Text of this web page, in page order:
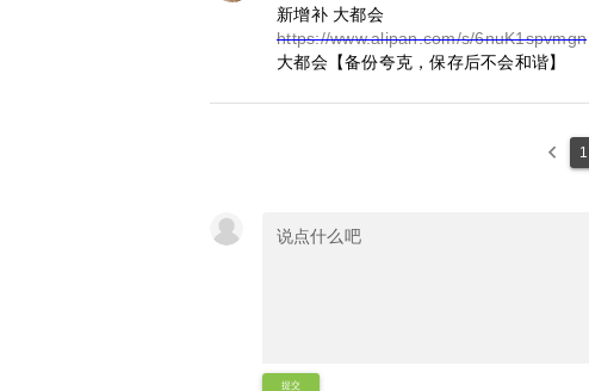
新增补 大都会
https://www.alipan.com/s/6nuK1spvmgn
大都会【备份夸克，保存后不会和谐】
keyboard_arrow_left 1
提交